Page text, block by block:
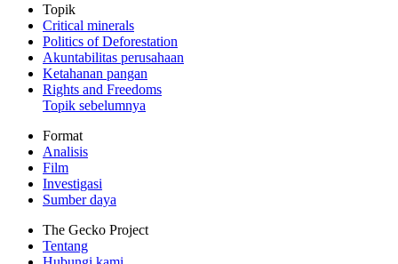
Topik
Critical minerals
Politics of Deforestation
Akuntabilitas perusahaan
Ketahanan pangan
Rights and Freedoms
Topik sebelumnya
Format
Analisis
Film
Investigasi
Sumber daya
The Gecko Project
Tentang